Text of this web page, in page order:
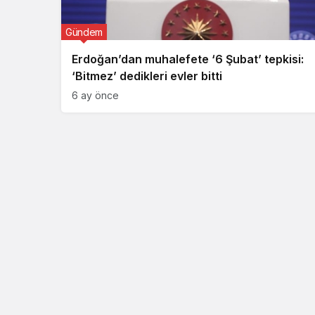
Erdoğan’dan muhalefete ‘6 Şubat’ tepkisi:
‘Bitmez’ dedikleri evler bitti
Gündem
6 ay önce